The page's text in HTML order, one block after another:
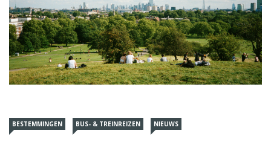
BESTEMMINGEN BUS- & TREINREIZEN NIEUWS